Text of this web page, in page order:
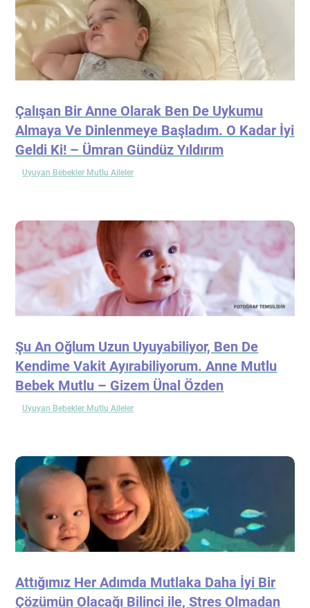
Çalışan Bir Anne Olarak Ben De Uykumu
Almaya Ve Dinlenmeye Başladım. O Kadar İyi
Geldi Ki! – Ümran Gündüz Yıldırım
Uyuyan Bebekler Mutlu Aileler
Şu An Oğlum Uzun Uyuyabiliyor, Ben De
Kendime Vakit Ayırabiliyorum. Anne Mutlu
Bebek Mutlu – Gizem Ünal Özden
Uyuyan Bebekler Mutlu Aileler
Attığımız Her Adımda Mutlaka Daha İyi Bir
Çözümün Olacağı Bilinci ile, Stres Olmadan